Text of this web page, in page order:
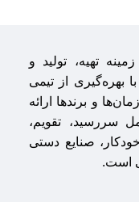
تهیه، تولید و
بهره‌گیری از تیمی
و برندها ارائه
سررسید، تقویم،
صنایع دستی
است.